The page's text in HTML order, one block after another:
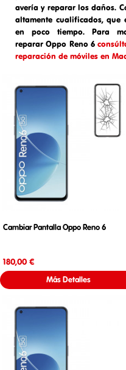
avería y reparar los daños.
altamente cualificados, que
en poco tiempo. Para
repararOppo Reno 6
reparación de móviles en
Cambiar Pantalla Oppo Reno 6
180,00 €
Más Detalles